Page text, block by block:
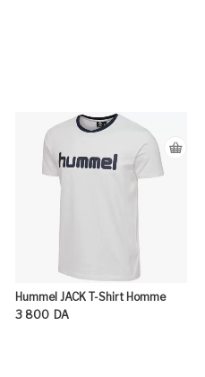
Hummel JACK T-Shirt Homme
3 800 DA